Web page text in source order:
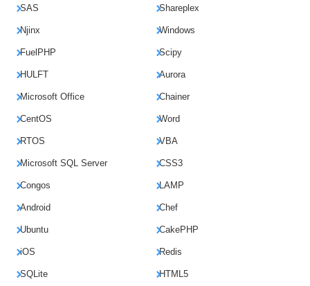
SAS Shareplex
Njinx Windows
FuelPHP Scipy
HULFT Aurora
Microsoft Office Chainer
CentOS Word
RTOS VBA
Microsoft SQL Server CSS3
Congos LAMP
Android Chef
Ubuntu CakePHP
iOS Redis
SQLite HTML5